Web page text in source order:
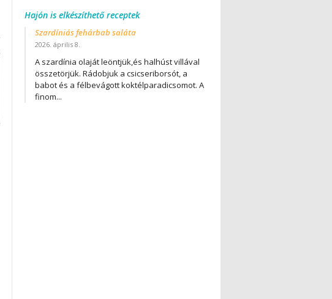
Hajón is elkészíthető receptek
Szardíniás fehárbab saláta
2026. április 8.
A szardínia olaját leöntjük,és halhúst villával
összetörjük. Rádobjuk a csicseriborsót, a
babot és a félbevágott koktélparadicsomot. A
finom...